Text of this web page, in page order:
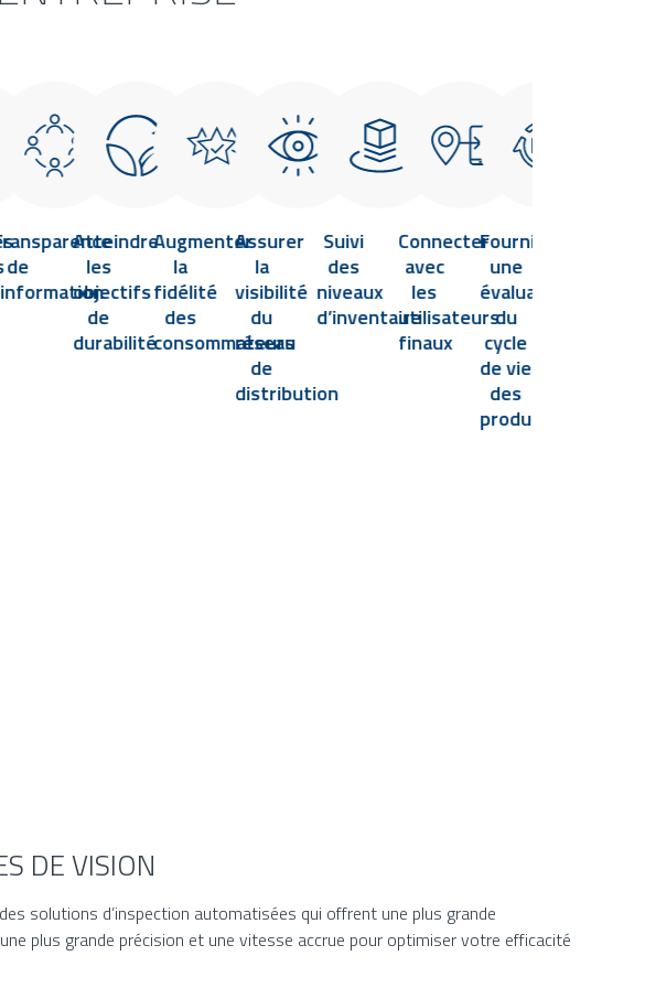
de
Atteindre
les
objectifs
de
durabilité
Augmenter
la
fidélité
des
consommateurs
Assurer
la
visibilité
du
réseau
de
distribution
Suivi
des
niveaux
d’inventaire
Connecter
avec
les
utilisateurs
finaux
Fournir
une
évaluation
du
cycle
de vie
des
produits
DE VISION
solutions d’inspection automatisées qui offrent une plus grande
plus grande précision et une vitesse accrue pour optimiser votre efficacité